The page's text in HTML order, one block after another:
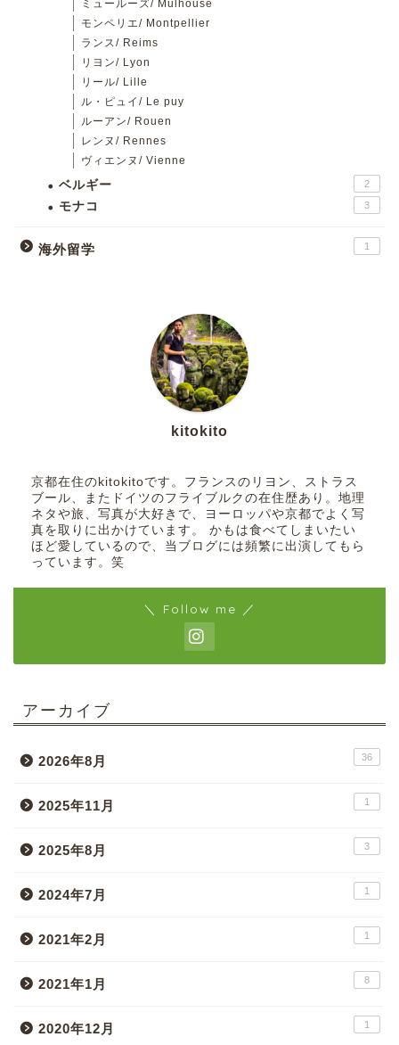
ミュールーズ/ Mulhouse
モンペリエ/ Montpellier
ランス/ Reims
リヨン/ Lyon
リール/ Lille
ル・ピュイ/ Le puy
ルーアン/ Rouen
レンヌ/ Rennes
ヴィエンヌ/ Vienne
ベルギー 2
モナコ 3
海外留学 1
kitokito
京都在住のkitokitoです。フランスのリヨン、ストラス
ブール、またドイツのフライブルクの在住歴あり。地理
ネタや旅、写真が大好きで、ヨーロッパや京都でよく写
真を取りに出かけています。 かもは食べてしまいたい
ほど愛しているので、当ブログには頻繁に出演してもら
っています。笑
＼ Follow me ／
アーカイブ
2026年8月 36
2025年11月 1
2025年8月 3
2024年7月 1
2021年2月 1
2021年1月 8
2020年12月 1